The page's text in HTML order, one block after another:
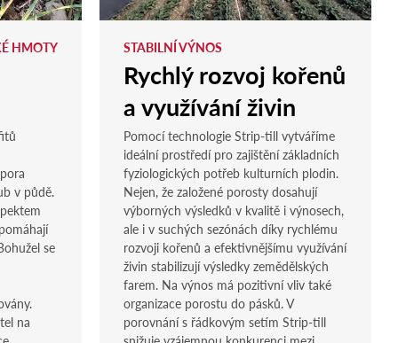
HMOTY
v půdě.
se
na
STABILNÍ VÝNOS
Rychlý rozvoj kořenů
a využívání živin
Pomocí technologie Strip-till vytváříme
ideální prostředí pro zajištění základních
fyziologických potřeb kulturních plodin.
Nejen, že založené porosty dosahují
výborných výsledků v kvalitě i výnosech,
ale i v suchých sezónách díky rychlému
rozvoji kořenů a efektivnějšímu využívání
živin stabilizují výsledky zemědělských
farem. Na výnos má pozitivní vliv také
organizace porostu do pásků. V
porovnání s řádkovým setím Strip-till